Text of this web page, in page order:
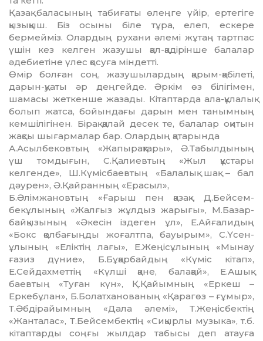
Қазақ баласының табиғаты өлеңге үйір, ер­те­гіге
қызыққыш. Біз осыны біле тұра, елеп, ес­ке­ре
бермейміз. Олардың рухани әлемі жұтаң тарт­пас
үшін кез келген жазушы қал-қадірінше ба­лалар
әдебиетіне үлес қосуға міндетті.
Өмір болған соң, жазушылардың қарым-қа­бі­леті,
дарын-қуаты әр деңгейде. Әркім өз білі­гі­мен,
шамасы жеткенше жазады. Кітаптарда ала-құлалық
болып жатса, бойындағы дарын мен та­нымның
кемшілігінен. Бірақ қалай десек те, ба­лалар оқитын
жақсы шығармалар бар. Олардың қа­тарында
А.Асылбековтың «Жапырақтары», Ә.Та­был­дының
үш томдығын, С.Қалиевтың «Жыл құстары
келгенде», Ш.Күмісбаевтың «Ба­лалық шақ – бал
дәурен», Ә.Қайранның «Ера­сыл»,
Б.Әлім­жановтың «Ғарыш пен қазақ», Д.Бейсем­
бекұлының «Жалғыз жұлдыз жарығы», М.Базар­
байқызының «Әкесін із­де­ген ұл», Е.Айғалидың
«Бокс қолбағыңды жо­ғалтпа, бауырым», С.Үсен­
ұлының «Еліктің ла­ғы», Е.Жеңісұлының «Мынау
ғазиз дүние», Б.Бұқарбайдың «Күміс кітап»,
Е.Сейдахметтің «Күлші қане, балақай», Е.Ашық­
баевтың «Туған күн», Қ.Қайымның «Еркеш –
Еркебұлан», Б.Болатханованың «Қарагөз – ғұмыр»,
Т.Әбдірайымның «Да­ла әлемі», Т.Жеңіс­бектің
«Жанталас», Т.Бейсембектің «Сиқырлы музыка», т.б.
кітаптарды соңғы жылдар табысы деп атауға